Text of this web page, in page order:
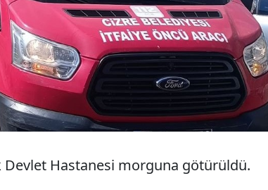
Devlet Hastanesi morguna götürüldü.